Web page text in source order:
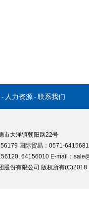
- 人力资源 - 联系我们
市大洋镇朝阳路22号
国际贸易：0571-
64156010 E-mail：
股份有限公司 版权所有